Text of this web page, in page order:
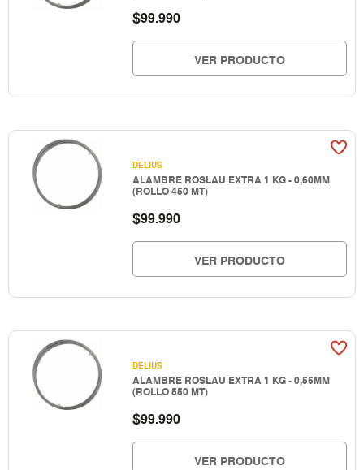
$99.990
VER PRODUCTO
DELIUS
ALAMBRE ROSLAU EXTRA 1 KG - 0,60MM
(ROLLO 450 MT)
$99.990
VER PRODUCTO
DELIUS
ALAMBRE ROSLAU EXTRA 1 KG - 0,55MM
(ROLLO 550 MT)
$99.990
VER PRODUCTO